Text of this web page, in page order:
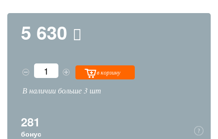
5 630
в корзину
В наличии больше 3 шт
281
бонус